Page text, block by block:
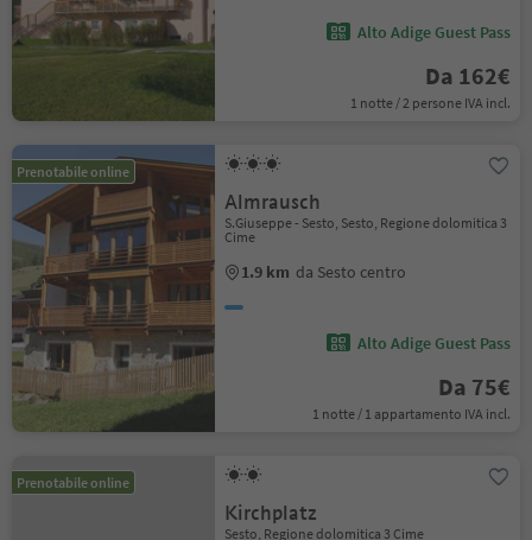
Alto Adige Guest Pass
Da 162€
1 notte / 2 persone IVA incl.
Prenotabile online
Almrausch
S.Giuseppe - Sesto, Sesto, Regione dolomitica 3
Cime
1.9 km da Sesto centro
Alto Adige Guest Pass
Da 75€
1 notte / 1 appartamento IVA incl.
Prenotabile online
Kirchplatz
Sesto, Regione dolomitica 3 Cime